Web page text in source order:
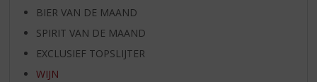
BIER VAN DE MAAND
SPIRIT VAN DE MAAND
EXCLUSIEF TOPSLIJTER
WIJN